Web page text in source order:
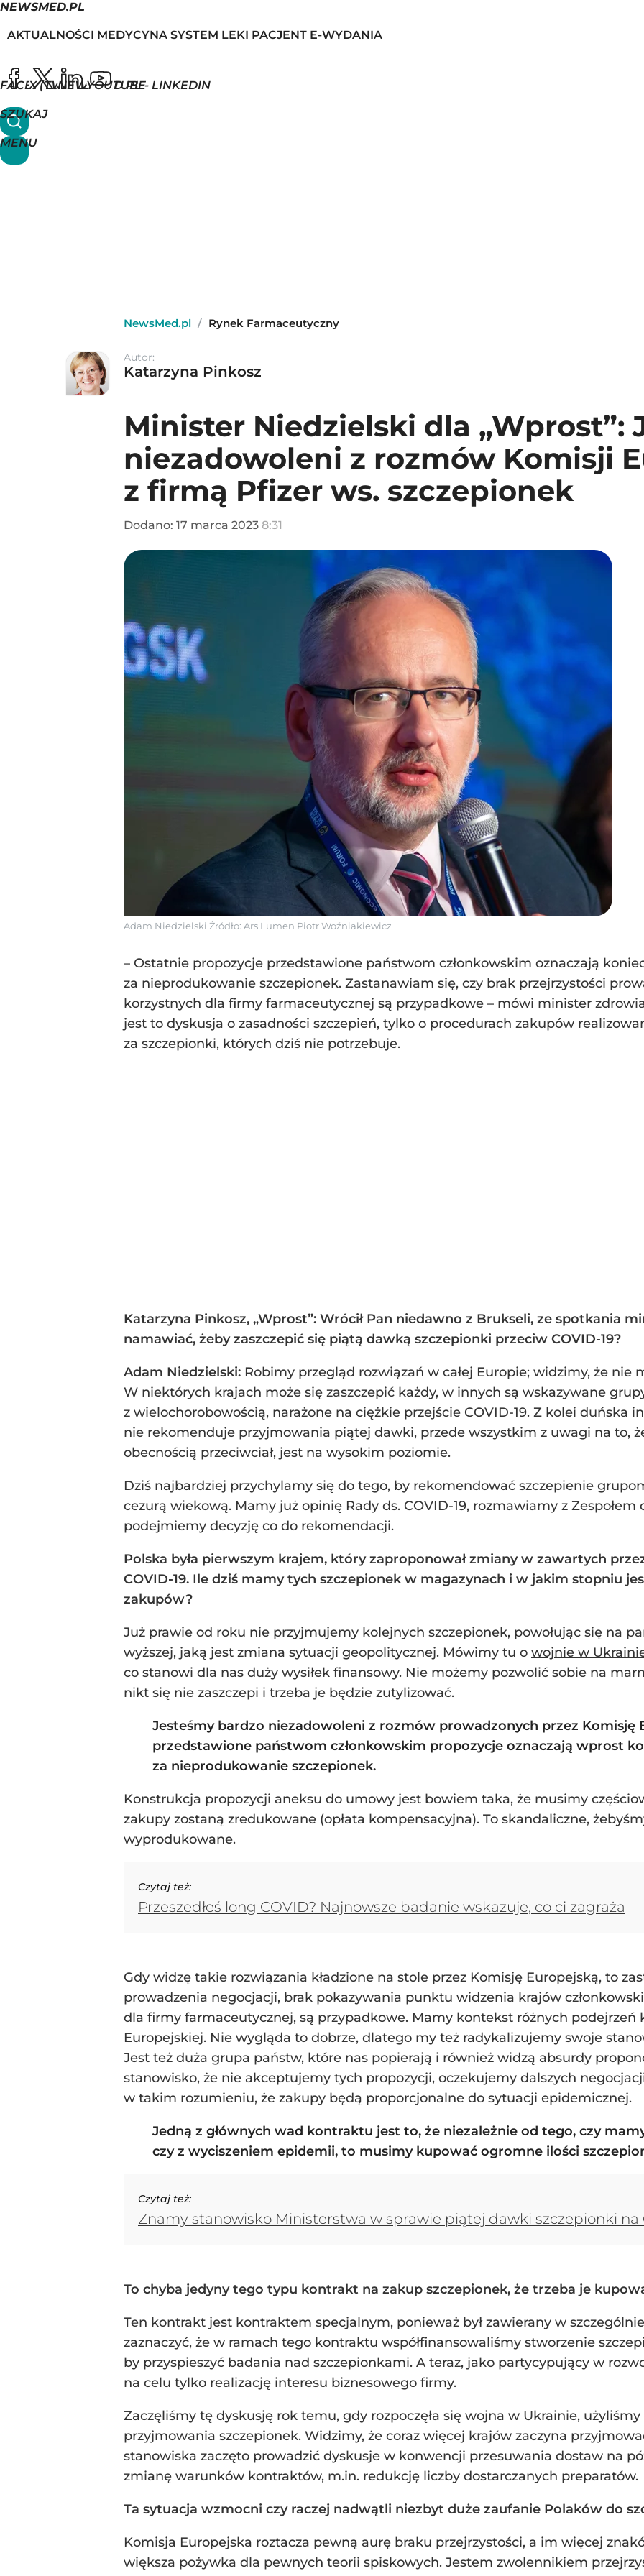
NEWSMED.PL
AKTUALNOŚCI MEDYCYNA SYSTEM LEKI PACJENT E-WYDANIA
FACEBOOK
X (TWITTER)
NEWSMED.PL - LINKEDIN
YOUTUBE
SZUKAJ
MENU
NewsMed.pl / Rynek Farmaceutyczny
Autor:
Katarzyna Pinkosz
Minister Niedzielski dla „Wprost”:
niezadowoleni z rozmów Komisji
z firmą Pfizer ws. szczepionek
Dodano: 17 marca 2023 8:31
Adam Niedzielski Źródło: Ars Lumen Piotr Woźniakiewicz
– Ostatnie propozycje przedstawione państwom członkowskim oznaczają
za nieprodukowanie szczepionek. Zastanawiam się, czy brak przejrzystości
korzystnych dla firmy farmaceutycznej są przypadkowe – mówi minister
jest to dyskusja o zasadności szczepień, tylko o procedurach zakupów
za szczepionki, których dziś nie potrzebuje.
Katarzyna Pinkosz, „Wprost”: Wrócił Pan niedawno z Brukseli, ze spotkania
namawiać, żeby zaszczepić się piątą dawką szczepionki przeciw COVID-19?
Adam Niedzielski: Robimy przegląd rozwiązań w całej Europie; widzimy, że
W niektórych krajach może się zaszczepić każdy, w innych są wskazywane
z wielochorobowością, narażone na ciężkie przejście COVID-19. Z kolei duńska
nie rekomenduje przyjmowania piątej dawki, przede wszystkim z uwagi na to,
obecnością przeciwciał, jest na wysokim poziomie.
Dziś najbardziej przychylamy się do tego, by rekomendować szczepienie
cezurą wiekową. Mamy już opinię Rady ds. COVID-19, rozmawiamy z
podejmiemy decyzję co do rekomendacji.
Polska była pierwszym krajem, który zaproponował zmiany w zawartych
COVID-19. Ile dziś mamy tych szczepionek w magazynach i w jakim stopniu
zakupów?
Już prawie od roku nie przyjmujemy kolejnych szczepionek, powołując się na
wyższej, jaką jest zmiana sytuacji geopolitycznej. Mówimy tu o wojnie w
co stanowi dla nas duży wysiłek finansowy. Nie możemy pozwolić sobie na
nikt się nie zaszczepi i trzeba je będzie zutylizować.
Jesteśmy bardzo niezadowoleni z rozmów prowadzonych przez Komisję
przedstawione państwom członkowskim propozycje oznaczają wprost
za nieprodukowanie szczepionek.
Konstrukcja propozycji aneksu do umowy jest bowiem taka, że musimy
zakupy zostaną zredukowane (opłata kompensacyjna). To skandaliczne,
wyprodukowane.
Czytaj też:
Przeszedłeś long COVID? Najnowsze badanie wskazuje, co ci zagraża
Gdy widzę takie rozwiązania kładzione na stole przez Komisję Europejską, to
prowadzenia negocjacji, brak pokazywania punktu widzenia krajów
dla firmy farmaceutycznej, są przypadkowe. Mamy kontekst różnych podejrzeń
Europejskiej. Nie wygląda to dobrze, dlatego my też radykalizujemy swoje
Jest też duża grupa państw, które nas popierają i również widzą absurdy
stanowisko, że nie akceptujemy tych propozycji, oczekujemy dalszych
w takim rozumieniu, że zakupy będą proporcjonalne do sytuacji epidemicznej.
Jedną z głównych wad kontraktu jest to, że niezależnie od tego, czy
czy z wyciszeniem epidemii, to musimy kupować ogromne ilości
Czytaj też:
Znamy stanowisko Ministerstwa w sprawie piątej dawki szczepionki na
To chyba jedyny tego typu kontrakt na zakup szczepionek, że trzeba je
Ten kontrakt jest kontraktem specjalnym, ponieważ był zawierany w
zaznaczyć, że w ramach tego kontraktu współfinansowaliśmy stworzenie
by przyspieszyć badania nad szczepionkami. A teraz, jako partycypujący w
na celu tylko realizację interesu biznesowego firmy.
Zaczęliśmy tę dyskusję rok temu, gdy rozpoczęła się wojna w Ukrainie, użyliśmy
przyjmowania szczepionek. Widzimy, że coraz więcej krajów zaczyna
stanowiska zaczęto prowadzić dyskusje w konwencji przesuwania dostaw na
zmianę warunków kontraktów, m.in. redukcję liczby dostarczanych preparatów.
Ta sytuacja wzmocni czy raczej nadwątli niezbyt duże zaufanie Polaków do
Komisja Europejska roztacza pewną aurę braku przejrzystości, a im więcej
większa pożywka dla pewnych teorii spiskowych. Jestem zwolennikiem